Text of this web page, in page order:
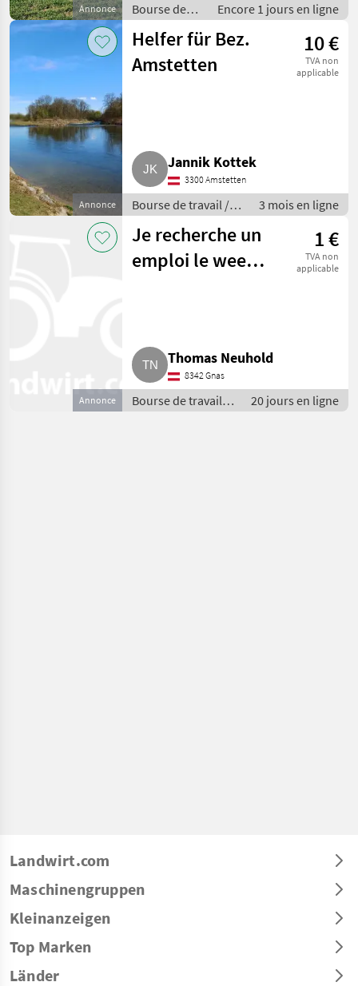
Annonce
Bourse de
travail /
Autres
activités
agricoles
Encore 1 jours en ligne
Annonce
Helfer für Bez.
Amstetten
10 €
TVA non
applicable
Jannik Kottek
3300 Amstetten
Bourse de travail /
Autres activités
agricoles
3 mois en ligne
Annonce
Je recherche un
emploi le week-
1 €
TVA non
applicable
Thomas Neuhold
8342 Gnas
Bourse de travail /
Spécialistes
20 jours en ligne
Landwirt.com
Maschinengruppen
Kleinanzeigen
Top Marken
Länder